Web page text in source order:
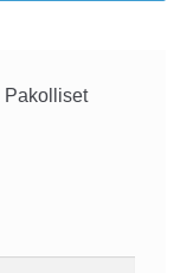
Pakolliset